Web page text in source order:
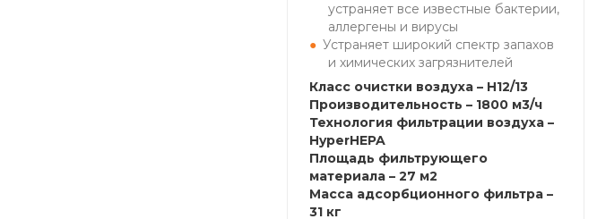
устраняет все известные бактерии,
аллергены и вирусы
Устраняет широкий спектр запахов
и химических загрязнителей
Класс очистки воздуха – H12/13
Производительность – 1800 м3/ч
Технология фильтрации воздуха –
HyperHEPA
Площадь фильтрующего
материала – 27 м2
Масса адсорбционного фильтра –
31 кг